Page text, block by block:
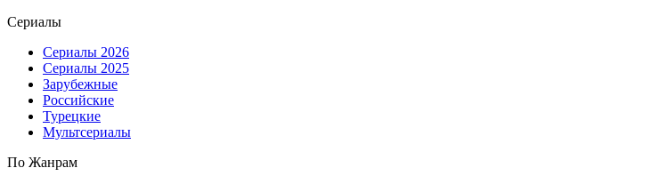
Сериалы
Сериалы 2026
Сериалы 2025
Зарубежные
Российские
Турецкие
Мультсериалы
По Жанрам